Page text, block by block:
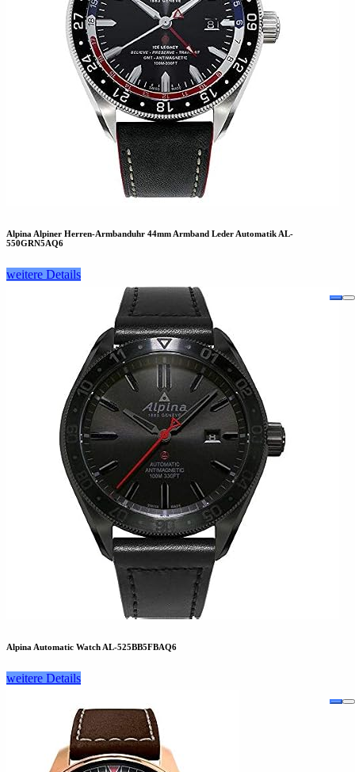
Alpina Alpiner Herren-Armbanduhr 44mm Armband Leder Automatik AL-
550GRN5AQ6
weitere Details
Alpina Automatic Watch AL-525BB5FBAQ6
weitere Details